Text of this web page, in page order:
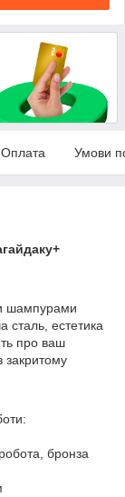
Оплата Умови
шампурами
сталь, естетика
про ваш
закритому
бронза